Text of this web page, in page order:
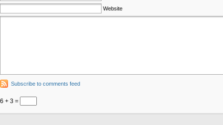
Website
Subscribe to comments feed
6 + 3 =